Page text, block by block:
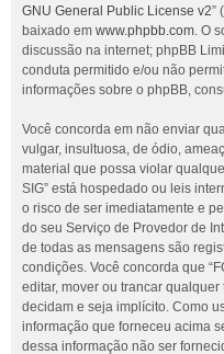
GNU General Public License v2”
baixado em www.phpbb.com. O
discussão na internet; phpBB
conduta permitido e/ou não
informações sobre o phpBB,
Você concorda em não enviar
vulgar, insultuosa, de ódio,
material que possa violar
SIG” está hospedado ou leis
o risco de ser imediatamente e
do seu Serviço de Provedor de
de todas as mensagens são
condições. Você concorda que
editar, mover ou trancar
decidam e seja implícito. Como
informação que forneceu acima
dessa informação não ser